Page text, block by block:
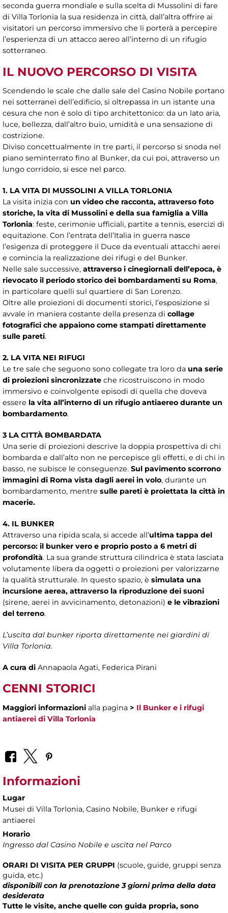
seconda guerra mondiale e sulla scelta di Mussolini di fare
di Villa Torlonia la sua residenza in città, dall’altra offrire ai
visitatori un percorso immersivo che li porterà a percepire
l’esperienza di un attacco aereo all’interno di un rifugio
sotterraneo.
IL NUOVO PERCORSO DI VISITA
Scendendo le scale che dalle sale del Casino Nobile portano
nei sotterranei dell’edificio, si oltrepassa in un istante una
cesura che non è solo di tipo architettonico: da un lato aria,
luce, bellezza, dall’altro buio, umidità e una sensazione di
costrizione.
Diviso concettualmente in tre parti, il percorso si snoda nel
piano seminterrato fino al Bunker, da cui poi, attraverso un
lungo corridoio, si esce nel parco.
1. LA VITA DI MUSSOLINI A VILLA TORLONIA
La visita inizia con un video che racconta, attraverso foto
storiche, la vita di Mussolini e della sua famiglia a Villa
Torlonia: feste, cerimonie ufficiali, partite a tennis, esercizi di
equitazione. Con l’entrata dell’Italia in guerra nasce
l’esigenza di proteggere il Duce da eventuali attacchi aerei
e comincia la realizzazione dei rifugi e del Bunker.
Nelle sale successive, attraverso i cinegiornali dell’epoca, è
rievocato il periodo storico dei bombardamenti su Roma,
in particolare quelli sul quartiere di San Lorenzo.
Oltre alle proiezioni di documenti storici, l’esposizione si
avvale in maniera costante della presenza di collage
fotografici che appaiono come stampati direttamente
sulle pareti.
2. LA VITA NEI RIFUGI
Le tre sale che seguono sono collegate tra loro da una serie
di proiezioni sincronizzate che ricostruiscono in modo
immersivo e coinvolgente episodi di quella che doveva
essere la vita all’interno di un rifugio antiaereo durante un
bombardamento.
3 LA CITTÀ BOMBARDATA
Una serie di proiezioni descrive la doppia prospettiva di chi
bombarda e dall’alto non ne percepisce gli effetti, e di chi in
basso, ne subisce le conseguenze. Sul pavimento scorrono
immagini di Roma vista dagli aerei in volo, durante un
bombardamento, mentre sulle pareti è proiettata la città in
macerie.
4. IL BUNKER
Attraverso una ripida scala, si accede all’ultima tappa del
percorso: il bunker vero e proprio posto a 6 metri di
profondità. La sua grande struttura cilindrica è stata lasciata
volutamente libera da oggetti o proiezioni per valorizzarne
la qualità strutturale. In questo spazio, è simulata una
incursione aerea, attraverso la riproduzione dei suoni
(sirene, aerei in avvicinamento, detonazioni) e le vibrazioni
del terreno.
L’uscita dal bunker riporta direttamente nei giardini di
Villa Torlonia.
A cura di Annapaola Agati, Federica Pirani
CENNI STORICI
Maggiori informazioni alla pagina > Il Bunker e i rifugi
antiaerei di Villa Torlonia
Informazioni
Lugar
Musei di Villa Torlonia, Casino Nobile, Bunker e rifugi
antiaerei
Horario
Ingresso dal Casino Nobile e uscita nel Parco
ORARI DI VISITA PER GRUPPI (scuole, guide, gruppi senza
guida, etc.)
disponibili con la prenotazione 3 giorni prima della data
desiderata
Tutte le visite, anche quelle con guida propria, sono